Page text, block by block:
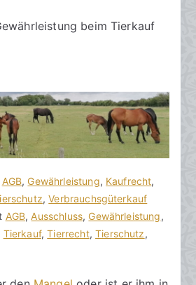
beim Tierkauf
AGB, Gewährleistung, Kaufrecht,
,Verbrauchsgüterkauf
AGB, Ausschluss, Gewährleistung,
Tierkauf,Tierrecht,Tierschutz,